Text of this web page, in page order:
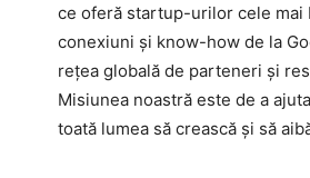
ce oferă startup-urilor cele mai
conexiuni și know-how de la
rețea globală de parteneri și
Misiunea noastră este de a
toată lumea să crească și să